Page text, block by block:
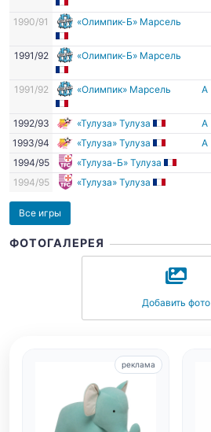
1990/91 «Олимпик-Б» Марсель
1991/92 «Олимпик-Б» Марсель
1991/92 «Олимпик» Марсель А
1992/93 «Тулуза» Тулуза А
1993/94
«Тулуза» Тулуза А
1994/95
«Тулуза-Б» Тулуза
1994/95
«Тулуза» Тулуза
Все игры
ФОТОГАЛЕРЕЯ
Добавить фото
реклама